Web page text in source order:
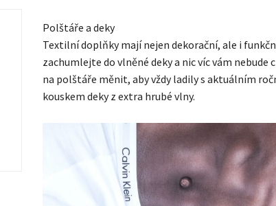
Polštáře a deky
Textilní doplňky mají nejen dekorační, ale i
zachumlejte do vlněné deky a nic víc vám
na polštáře měnit, aby vždy ladily s aktuálním
kouskem deky z extra hrubé vlny.